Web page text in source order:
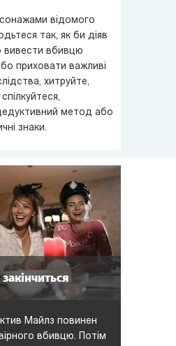
відомого
так, як би діяв
вбивцю
приховати важливі
хитруйте,
метод або
знаки.
Майлз повинен
вбивцю. Потім